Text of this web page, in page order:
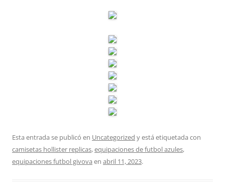
Esta entrada se publicó en Uncategorized y está etiquetada con
camisetas hollister replicas,equipaciones de futbol azules,
equipaciones futbol givova en abril 11, 2023.